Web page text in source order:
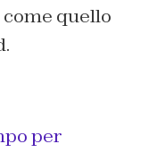
quello
per